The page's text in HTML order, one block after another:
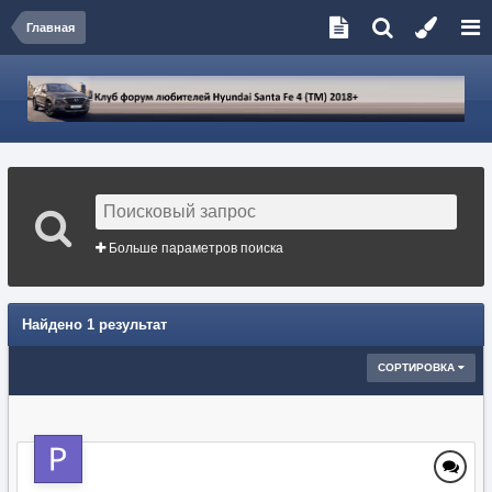
Главная
Больше параметров поиска
Найдено 1 результат
СОРТИРОВКА